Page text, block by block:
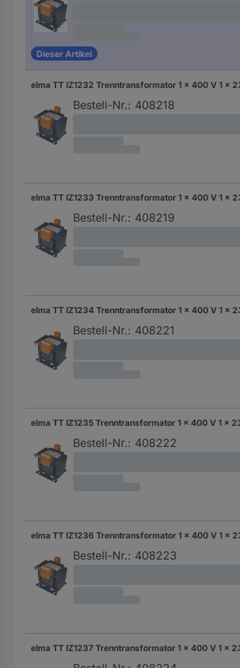
Dieser Artikel
Bestell-Nr.: 408218
Bestell-Nr.: 408219
Bestell-Nr.: 408221
Bestell-Nr.: 408222
Bestell-Nr.: 408223